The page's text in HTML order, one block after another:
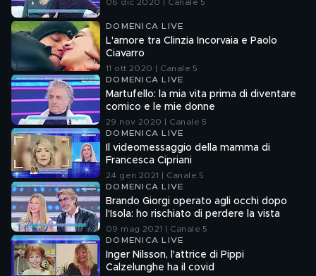
06 dic 2020 | Canale 5
DOMENICA LIVE
L'amore tra Clinzia Incorvaia e Paolo
Ciavarro
11 ott 2020 | Canale 5
DOMENICA LIVE
Martufello: la mia vita prima di diventare
comico e le mie donne
29 nov 2020 | Canale 5
DOMENICA LIVE
Il videomessaggio della mamma di
Francesca Cipriani
24 gen 2021 | Canale 5
DOMENICA LIVE
Brando Giorgi operato agli occhi dopo
l'Isola: ho rischiato di perdere la vista
09 mag 2021 | Canale 5
DOMENICA LIVE
Inger Nilsson, l'attrice di Pippi
Calzelunghe ha il covid